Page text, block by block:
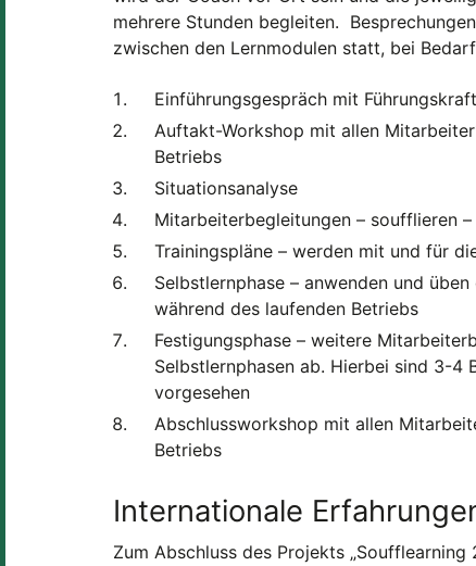
mehrere Stunden begleiten.
zwischen den Lernmodulen statt, bei
Einführungsgespräch mit Führungskraft
Auftakt-Workshop mit allen
Betriebs
Situationsanalyse
Mitarbeiterbegleitungen – soufflieren
Trainingspläne – werden mit und für
Selbstlernphase – anwenden und
während des laufenden Betriebs
Festigungsphase – weitere
Selbstlernphasen ab. Hierbei sind 3-4
vorgesehen
Abschlussworkshop mit allen
Betriebs
Internationale
Zum Abschluss des Projekts